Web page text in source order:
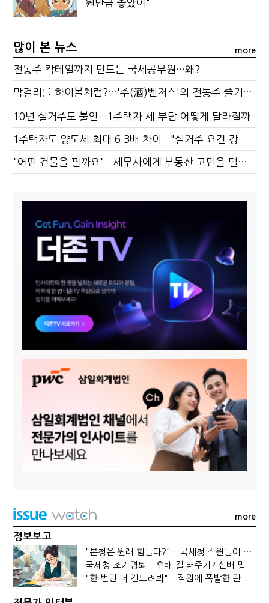
원만큼 좋았어"
많이 본 뉴스 more
전통주 칵테일까지 만드는 국세공무원…왜?
막걸리를 하이볼처럼?…'주(酒)벤저스'의 전통주 즐기는 법
10년 실거주도 불안…1주택자 세 부담 어떻게 달라질까
1주택자도 양도세 최대 6.3배 차이…"실거주 요건 강화하자"
"어떤 건물을 팔까요"…세무사에게 부동산 고민을 털어놓는 이유
more
정보보고
"본청은 원래 힘들다?"…국세청 직원들이 떠나는 이유
국세청 조기명퇴…후배 길 터주기? 선배 밀어내기?
"한 번만 더 건드려봐"…직원에 폭발한 관세청장, 왜?